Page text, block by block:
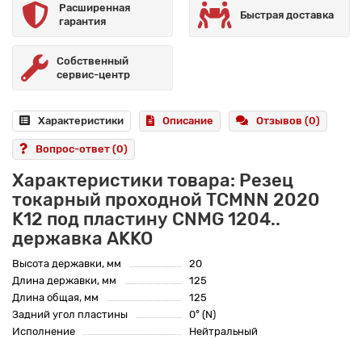
Расширенная
гарантия
Быстрая доставка
Собственный
сервис-центр
Характеристики Описание Отзывов (0)
Вопрос-ответ (0)
Характеристики товара: Резец
токарный проходной TCMNN 2020
K12 под пластину CNMG 1204..
державка AKKO
Высота державки, мм
20
Длина державки, мм
125
Длина общая, мм
125
Задний угол пластины
0° (N)
Исполнение
Нейтральный